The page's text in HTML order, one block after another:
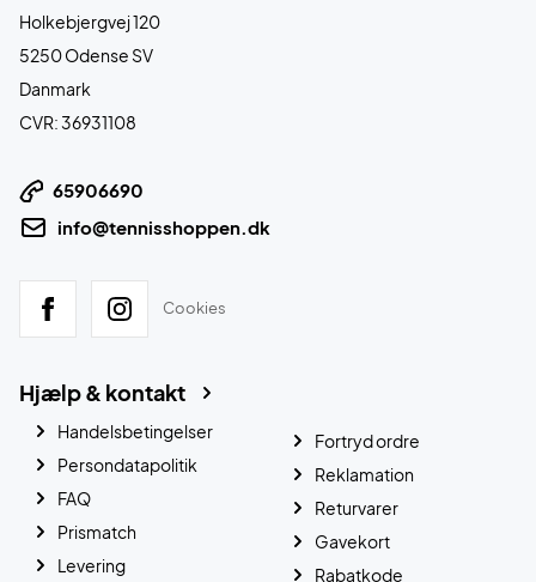
Holkebjergvej 120
5250 Odense SV
Danmark
CVR: 36931108
65906690
info@tennisshoppen.dk
Cookies
Hjælp & kontakt
Handelsbetingelser
Persondatapolitik
FAQ
Prismatch
Levering
Fortryd ordre
Reklamation
Returvarer
Gavekort
Rabatkode